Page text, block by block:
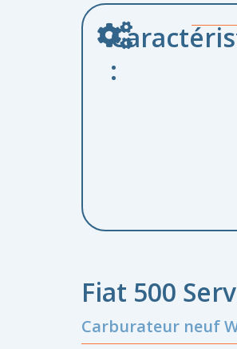
:
Fiat 500
Carburateur neuf